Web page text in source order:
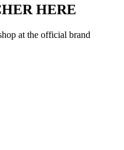
HERE
at the official brand